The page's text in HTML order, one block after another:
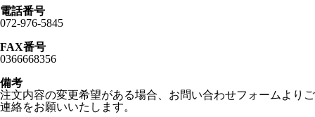
電話番号
072-976-5845
FAX番号
0366668356
備考
注文内容の変更希望がある場合、お問い合わせフォームよりご
連絡をお願いいたします。